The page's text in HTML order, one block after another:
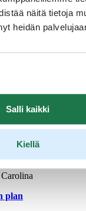
näitä tietoja
heidän
Salli kaikki
Kiellä
plan